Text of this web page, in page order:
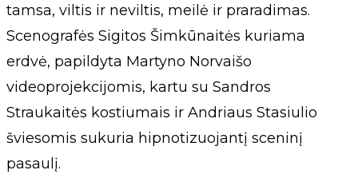
tamsa, viltis ir neviltis, meilė ir praradimas.
Scenografės Sigitos Šimkūnaitės kuriama
erdvė, papildyta Martyno Norvaišo
videoprojekcijomis, kartu su Sandros
Straukaitės kostiumais ir Andriaus Stasiulio
šviesomis sukuria hipnotizuojantį sceninį
pasaulį.